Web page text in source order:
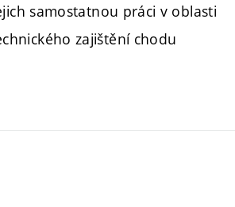
samostatnou práci v oblasti
zajištění chodu